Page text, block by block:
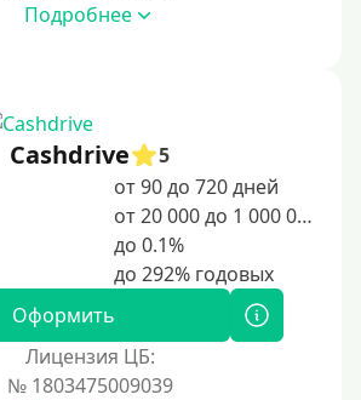
кредитной истории
займов
Подробнее
Cashdrive
5
от 90 до 720 дней
от 20 000 до 1 000 000 ₽
до 0.1%
Оформить
Лицензия ЦБ:
№ 1803475009039